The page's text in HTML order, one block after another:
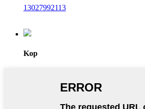
13027992113
Kop